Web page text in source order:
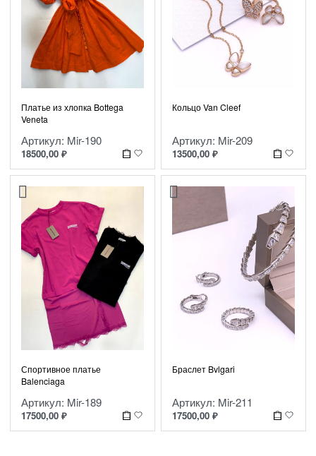
Платье из хлопка Bottega
Veneta
Артикул: Mir-190
18500,00 ₽
Кольцо Van Cleef
Артикул: Mir-209
13500,00 ₽
Спортивное платье
Balenciaga
Артикул: Mir-189
17500,00 ₽
Браслет Bvlgari
Артикул: Mir-211
17500,00 ₽